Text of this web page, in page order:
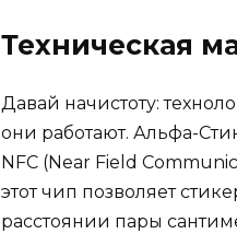
Техническая
Давай начистоту:
они работают. Альфа-
NFC (Near Field
этот чип позволяет
расстоянии пары